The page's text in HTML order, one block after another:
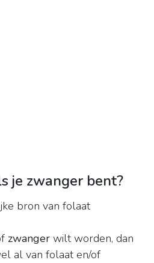
je zwanger bent?
bron van folaat
zwanger wilt worden, dan
al van folaat en/of